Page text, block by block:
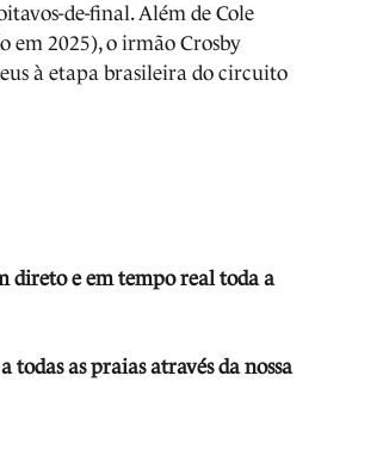
de-final. Além de Cole
2025), o irmão Crosby
à etapa brasileira do circuito
direto e em tempo real toda a
todas as praias através da nossa